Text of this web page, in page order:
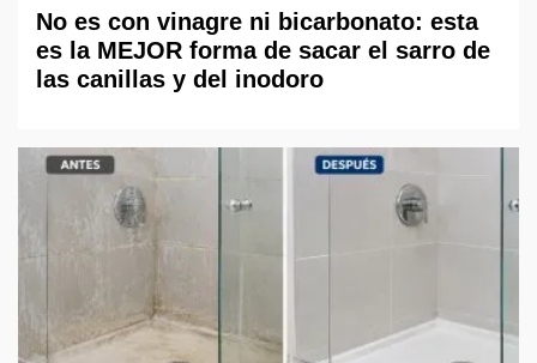
No es con vinagre ni bicarbonato: esta
es la MEJOR forma de sacar el sarro de
las canillas y del inodoro